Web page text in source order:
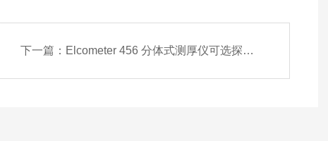
下一篇： Elcometer 456 分体式测厚仪可选探头系列